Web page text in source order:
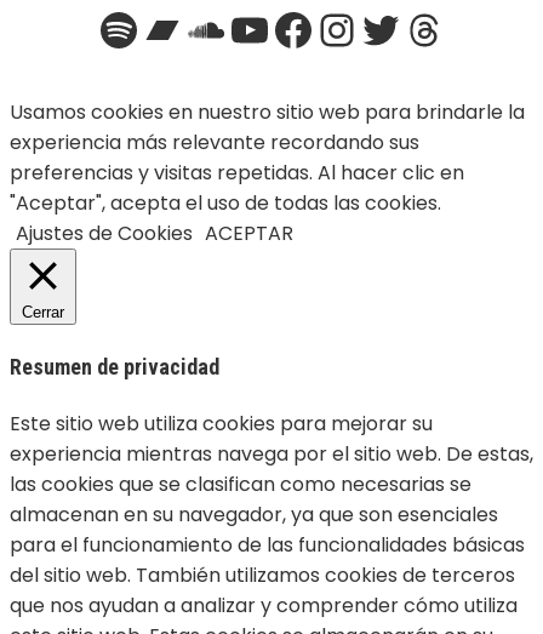
Spotify
Bandcamp
SoundCloud
YouTube
Facebook
Instagram
Twitter
Usamos cookies en nuestro sitio web para brindarle la
experiencia más relevante recordando sus
preferencias y visitas repetidas. Al hacer clic en
"Aceptar", acepta el uso de todas las cookies.
Ajustes de Cookies ACEPTAR
Cerrar
Resumen de privacidad
Este sitio web utiliza cookies para mejorar su
experiencia mientras navega por el sitio web. De estas,
las cookies que se clasifican como necesarias se
almacenan en su navegador, ya que son esenciales
para el funcionamiento de las funcionalidades básicas
del sitio web. También utilizamos cookies de terceros
que nos ayudan a analizar y comprender cómo utiliza